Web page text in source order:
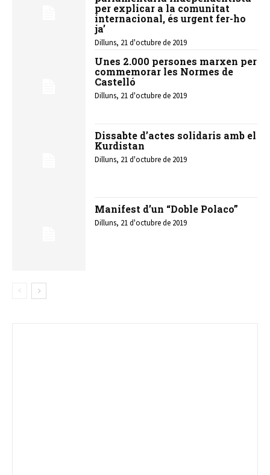
per explicar a la comunitat
internacional, és urgent fer-ho
ja’
Dilluns, 21 d'octubre de 2019
Unes 2.000 persones marxen per
commemorar les Normes de
Castelló
Dilluns, 21 d'octubre de 2019
Dissabte d’actes solidaris amb el
Kurdistan
Dilluns, 21 d'octubre de 2019
Manifest d’un “Doble Polaco”
Dilluns, 21 d'octubre de 2019